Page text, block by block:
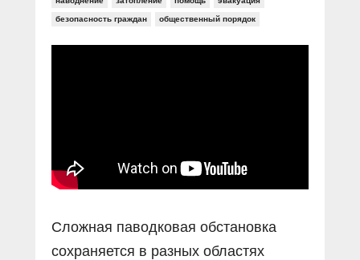
безопасность граждан общественный порядок
Сложная паводковая обстановка
сохраняется в разных областях